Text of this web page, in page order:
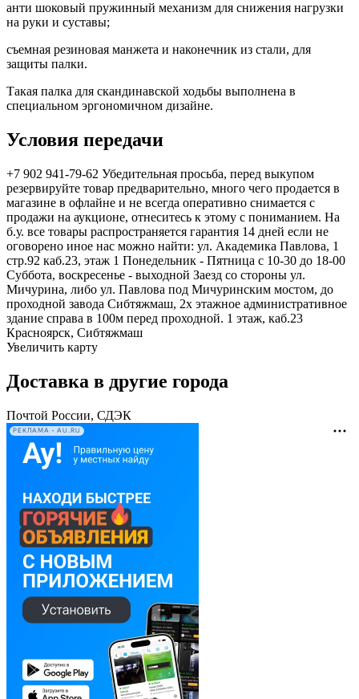
анти шоковый пружинный механизм для снижения нагрузки
на руки и суставы;
съемная резиновая манжета и наконечник из стали, для
защиты палки.
Такая палка для скандинавской ходьбы выполнена в
специальном эргономичном дизайне.
Условия передачи
+7 902 941-79-62 Убедительная просьба, перед выкупом
резервируйте товар предварительно, много чего продается в
магазине в офлайне и не всегда оперативно снимается с
продажи на аукционе, отнеситесь к этому с пониманием. На
б.у. все товары распространяется гарантия 14 дней если не
оговорено иное нас можно найти: ул. Академика Павлова, 1
стр.92 каб.23, этаж 1 Понедельник - Пятница с 10-30 до 18-00
Суббота, воскресенье - выходной Заезд со стороны ул.
Мичурина, либо ул. Павлова под Мичуринским мостом, до
проходной завода Сибтяжмаш, 2х этажное административное
здание справа в 100м перед проходной. 1 этаж, каб.23
Красноярск, Сибтяжмаш
Увеличить карту
Доставка в другие города
Почтой России, СДЭК
РЕКЛАМА • AU.RU